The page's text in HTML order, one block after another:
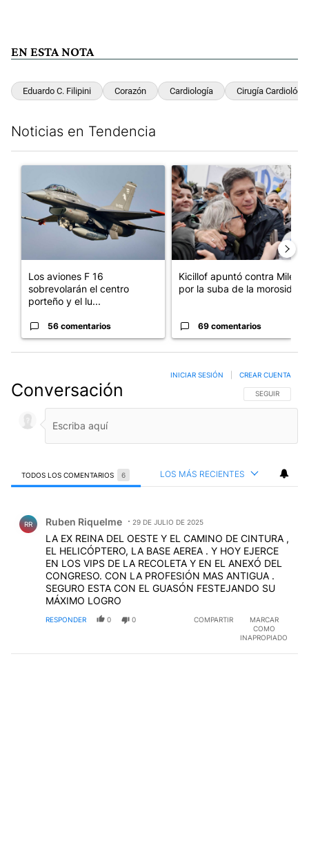
EN ESTA NOTA
Eduardo C. Filipini Corazón Cardiología Cirugía
Noticias en Tendencia
Un artículo de tendencia con el título "Los aviones F 16
Los aviones F 16
sobrevolarán el centro
porteño y el lu...
56 comentarios
Un artículo de tendencia con
Kicillof apuntó contra Milei
por la suba de la morosida...
69 comentarios
Conversación SIGA ESTA
SEGUIR
INICIAR SESIÓN CREAR CUENTA
TODOS LOS COMENTARIOS 6 LOS MÁS RECIENTES
RR Ruben Riquelme 29 DE JULIO DE 2025
LA EX REINA DEL OESTE Y EL CAMINO DE CINTURA ,
EL HELICÓPTERO, LA BASE AEREA . Y HOY EJERCE
EN LOS VIPS DE LA RECOLETA Y EN EL ANEXÓ DEL
CONGRESO. CON LA PROFESIÓN MAS ANTIGUA .
SEGURO ESTA CON EL GUASÓN FESTEJANDO SU
MÁXIMO LOGRO
RESPONDER 0 0 COMPARTIR
MARCAR
COMO
INAPROPIADO